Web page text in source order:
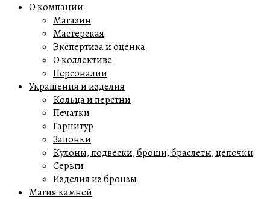
О компании
Магазин
Мастерская
Экспертиза и оценка
О коллективе
Персоналии
Украшения и изделия
Кольца и перстни
Печатки
Гарнитур
Запонки
Кулоны, подвески, броши, браслеты, цепочки
Серьги
Изделия из бронзы
Магия камней